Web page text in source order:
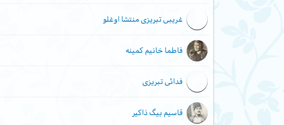
غریبی تبریزی منتشا اوغلو
فاطما خانیم کمینه
فدائی تبریزی
قاسیم بیگ ذاکیر